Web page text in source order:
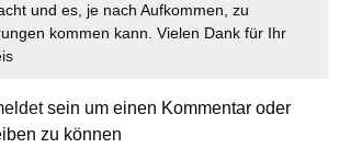
und es, je nach Aufkommen, zu
kommen kann. Vielen Dank für Ihr
sein um einen Kommentar oder
zu können